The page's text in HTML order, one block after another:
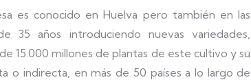
es conocido en Huelva pero también en las
35 años introduciendo nuevas variedades,
15.000 millones de plantas de este cultivo y su
o indirecta, en más de 50 países a lo largo de